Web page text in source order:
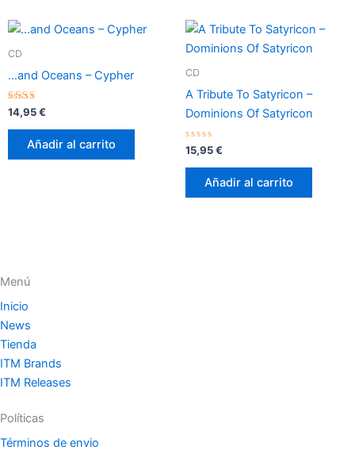
CD
…and Oceans – Cypher
Valorado
con
2.33
de 5
14,95€
Añadir al carrito
CD
A Tribute To Satyricon –
Dominions Of Satyricon
Valorado
con
0
15,95€
Añadir al carrito
Menú
Inicio
News
Tienda
ITM Brands
ITM Releases
Políticas
Términos de envio